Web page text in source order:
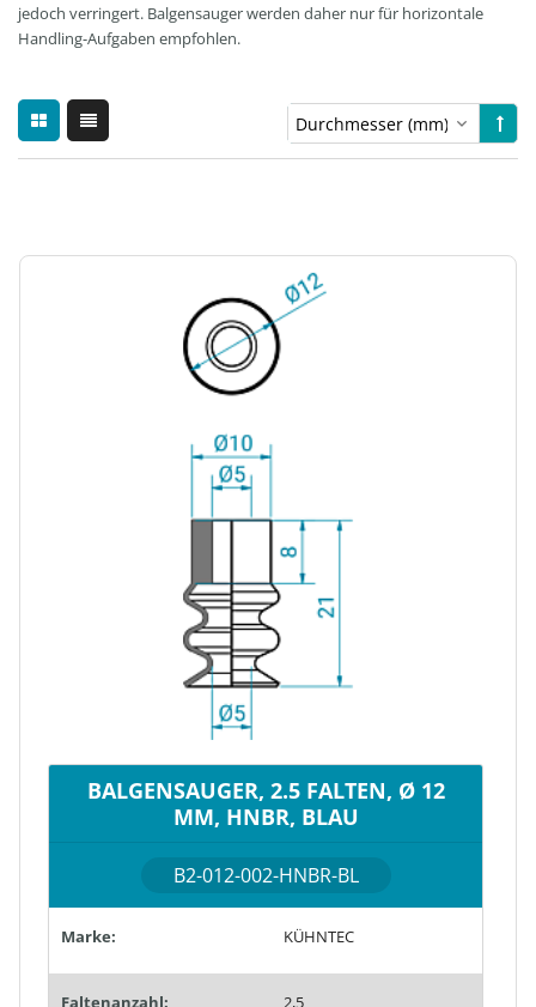
jedoch verringert. Balgensauger werden daher nur für horizontale
Handling-Aufgaben empfohlen.
BALGENSAUGER, 2.5 FALTEN, Ø 12
MM, HNBR, BLAU
B2-012-002-HNBR-BL
Marke: KÜHNTEC
Faltenanzahl: 2,5